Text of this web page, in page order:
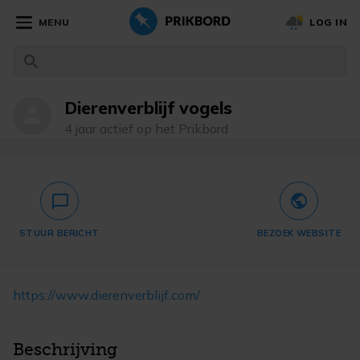
MENU LOG IN
Dierenverblijf vogels
4 jaar actief op het Prikbord
chat_bubble_outlined
STUUR BERICHT
public
BEZOEK WEBSITE
https://www.dierenverblijf.com/
Beschrijving